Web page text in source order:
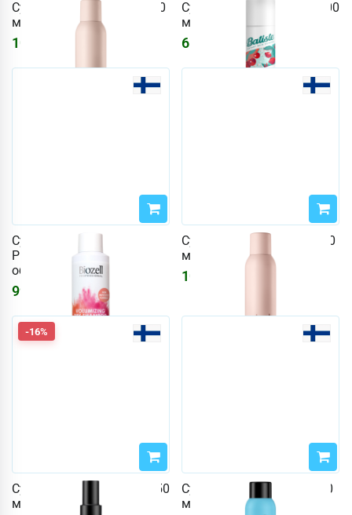
Сухой шампунь Mjuuk 250
мл Освежающий
1073
Сухой шампунь Batiste 200
мл Cherry
610
Сухой шампунь Biozell
Professional 250 мл для
объема
994
Сухой шампунь Mjuuk 250
мл Объем
1073
-16%
Сухой шампунь got2be 150
мл Mist
Сухой шампунь got2b 200
мл Volume